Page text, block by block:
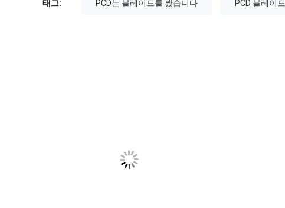
태그: PCD는 블레이드를 봤습니다 PCD 블레이드